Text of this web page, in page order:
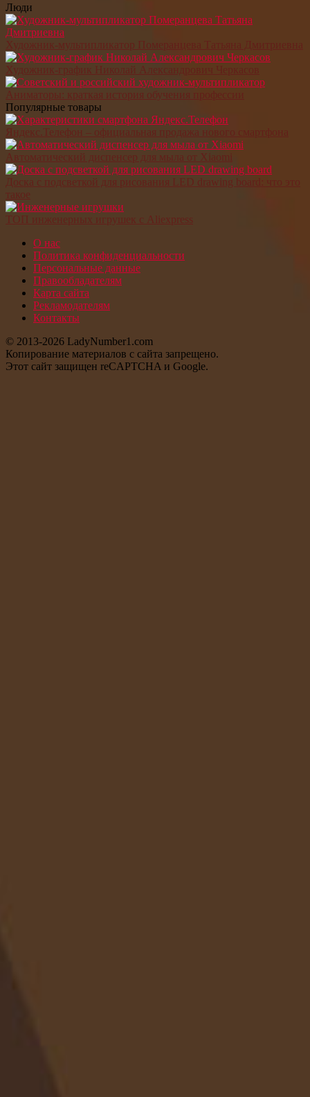
Люди
Художник-мультипликатор Померанцева Татьяна Дмитриевна
Художник-график Николай Александрович Черкасов
Аниматоры: краткая история обучения профессии
Популярные товары
Яндекс.Телефон – официальная продажа нового смартфона
Автоматический диспенсер для мыла от Xiaomi
Доска с подсветкой для рисования LED drawing board: что это
такое
ТОП инженерных игрушек с Aliexpress
О нас
Политика конфиденциальности
Персональные данные
Правообладателям
Карта сайта
Рекламодателям
Контакты
© 2013-2026 LadyNumber1.com
Копирование материалов c сайта запрещено.
Этот сайт защищен reCAPTCHA и Google.